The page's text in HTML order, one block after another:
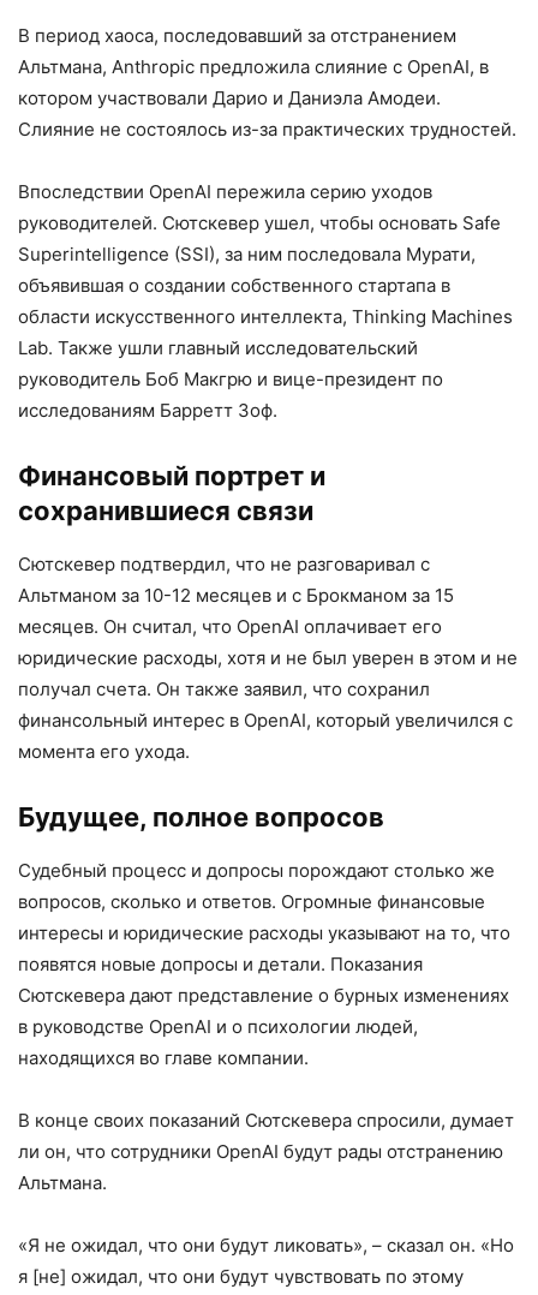
В период хаоса, последовавший за отстранением
Альтмана, Anthropic предложила слияние с OpenAI, в
котором участвовали Дарио и Даниэла Амодеи.
Слияние не состоялось из-за практических трудностей.
Впоследствии OpenAI пережила серию уходов
руководителей. Сютскевер ушел, чтобы основать Safe
Superintelligence (SSI), за ним последовала Мурати,
объявившая о создании собственного стартапа в
области искусственного интеллекта, Thinking Machines
Lab. Также ушли главный исследовательский
руководитель Боб Макгрю и вице-президент по
исследованиям Барретт Зоф.
Финансовый портрет и
сохранившиеся связи
Сютскевер подтвердил, что не разговаривал с
Альтманом за 10-12 месяцев и с Брокманом за 15
месяцев. Он считал, что OpenAI оплачивает его
юридические расходы, хотя и не был уверен в этом и не
получал счета. Он также заявил, что сохранил
финансольный интерес в OpenAI, который увеличился с
момента его ухода.
Будущее, полное вопросов
Судебный процесс и допросы порождают столько же
вопросов, сколько и ответов. Огромные финансовые
интересы и юридические расходы указывают на то, что
появятся новые допросы и детали. Показания
Сютскевера дают представление о бурных изменениях
в руководстве OpenAI и о психологии людей,
находящихся во главе компании.
В конце своих показаний Сютскевера спросили, думает
ли он, что сотрудники OpenAI будут рады отстранению
Альтмана.
«Я не ожидал, что они будут ликовать», – сказал он. «Но
я [не] ожидал, что они будут чувствовать по этому